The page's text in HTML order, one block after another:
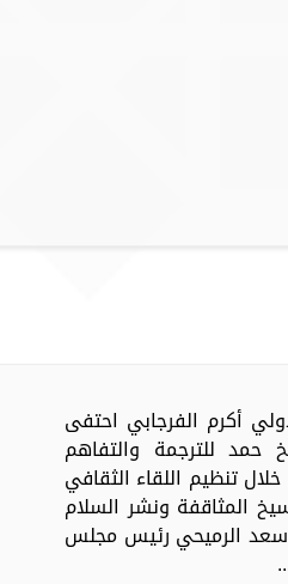
أكرم الفرجابي احتفى
حمد للترجمة والتفاهم
لعام 2023، وذلك من خلال تنظيم اللقاء الثقافي
المثاقفة ونشر السلام
سعد الرميحي رئيس مجلس